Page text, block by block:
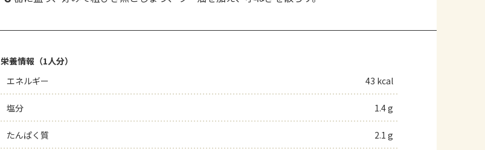
栄養情報（1人分）
エネルギー
43 kcal
塩分 1.4 g
たんぱく質 2.1 g